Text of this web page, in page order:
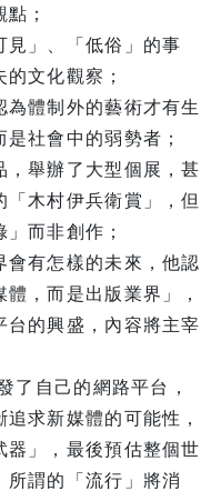
；
」、「低俗」的事
文化觀察；
體制外的藝術才有生
社會中的弱勢者；
舉辦了大型個展，甚
木村伊兵衛賞」，但
而非創作；
有怎樣的未來，他認
，而是出版業界」，
的興盛，內容將主宰
了自己的網路平台，
求新媒體的可能性，
」，最後預估整個世
謂的「流行」將消